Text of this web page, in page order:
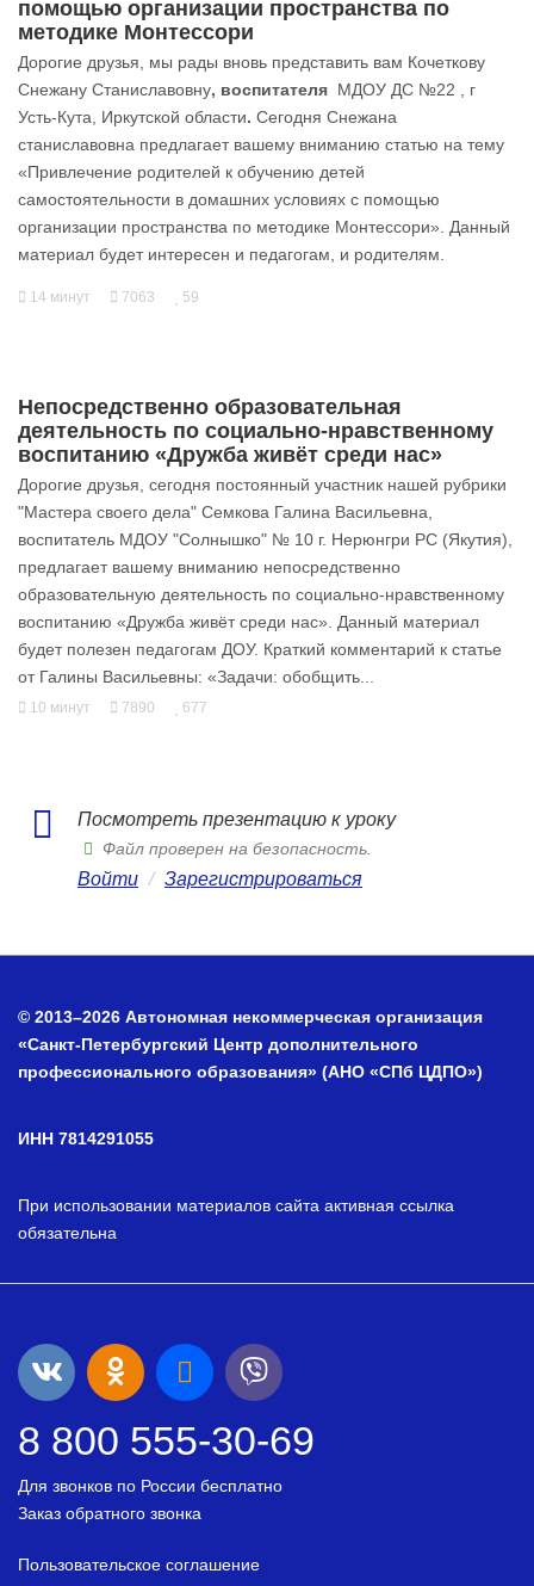
помощью организации пространства по
методике Монтессори
Дорогие друзья, мы рады вновь представить вам Кочеткову
Снежану Станиславовну, воспитателя МДОУ ДС №22 , г
Усть-Кута, Иркутской области. Сегодня Снежана
станиславовна предлагает вашему вниманию статью на тему
«Привлечение родителей к обучению детей
самостоятельности в домашних условиях с помощью
организации пространства по методике Монтессори». Данный
материал будет интересен и педагогам, и родителям.
14 минут 7063 59
Непосредственно образовательная
деятельность по социально-нравственному
воспитанию «Дружба живёт среди нас»
Дорогие друзья, сегодня постоянный участник нашей рубрики
"Мастера своего дела" Семкова Галина Васильевна,
воспитатель МДОУ "Солнышко" № 10 г. Нерюнгри РС (Якутия),
предлагает вашему вниманию непосредственно
образовательную деятельность по социально-нравственному
воспитанию «Дружба живёт среди нас». Данный материал
будет полезен педагогам ДОУ. Краткий комментарий к статье
от Галины Васильевны: «Задачи: обобщить...
10 минут 7890 677
Посмотреть презентацию к уроку
Файл проверен на безопасность.
Войти / Зарегистрироваться
© 2013–2026 Автономная некоммерческая организация
«Санкт-Петербургский Центр дополнительного
профессионального образования» (АНО «СПб ЦДПО»)
ИНН 7814291055
При использовании материалов сайта активная ссылка
обязательна
8 800 555-30-69
Для звонков по России бесплатно
Заказ обратного звонка
Пользовательское соглашение